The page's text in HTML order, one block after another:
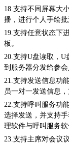
18. 支持不同屏幕大
播，进行个人手绘批
19. 支持任意状态下
板。
20. 支持U盘读取，U
到服务器分发给参
21. 支持发送信息功
员一对一发送信息
22. 支持呼叫服务功
选择发送，并支持
理软件与呼叫服务软
23. 支持主席对会议